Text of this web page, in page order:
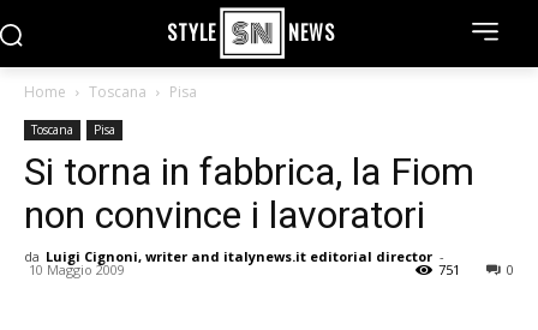
STYLE NEWS
Home Toscana Pisa
Toscana Pisa
Si torna in fabbrica, la Fiom
non convince i lavoratori
da Luigi Cignoni, writer and italynews.it editorial director -
10 Maggio 2009 0
751